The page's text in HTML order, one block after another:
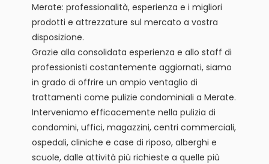
Merate: professionalità, esperienza e i migliori
prodotti e attrezzature sul mercato a vostra
disposizione.
Grazie alla consolidata esperienza e allo staff di
professionisti costantemente aggiornati, siamo
in grado di offrire un ampio ventaglio di
trattamenti come pulizie condominiali a Merate.
Interveniamo efficacemente nella pulizia di
condomini, uffici, magazzini, centri commerciali,
ospedali, cliniche e case di riposo, alberghi e
scuole, dalle attività più richieste a quelle più